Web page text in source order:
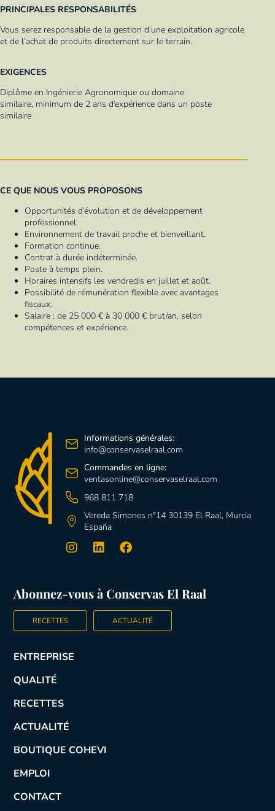
PRINCIPALES RESPONSABILITÉS
Vous serez responsable de la gestion d’une exploitation agricole
et de l’achat de produits directement sur le terrain.
EXIGENCES
Diplôme en Ingénierie Agronomique ou domaine
similaire, minimum de 2 ans d’expérience dans un poste
similaire
CE QUE NOUS VOUS PROPOSONS
Opportunités d’évolution et de développement
professionnel.
Environnement de travail proche et bienveillant.
Formation continue.
Contrat à durée indéterminée.
Poste à temps plein.
Horaires intensifs les vendredis en juillet et août.
Possibilité de rémunération flexible avec avantages
fiscaux.
Salaire : de 25 000 € à 30 000 € brut/an, selon
compétences et expérience.
Informations générales:
info@conservaselraal.com
Commandes en ligne:
ventasonline@conservaselraal.com
968 811 718
Vereda Simones nº14 30139 El Raal, Murcia
España
Abonnez-vous à Conservas El Raal
RECETTES ACTUALITÉ
ENTREPRISE
QUALITÉ
RECETTES
ACTUALITÉ
BOUTIQUE COHEVI
EMPLOI
CONTACT